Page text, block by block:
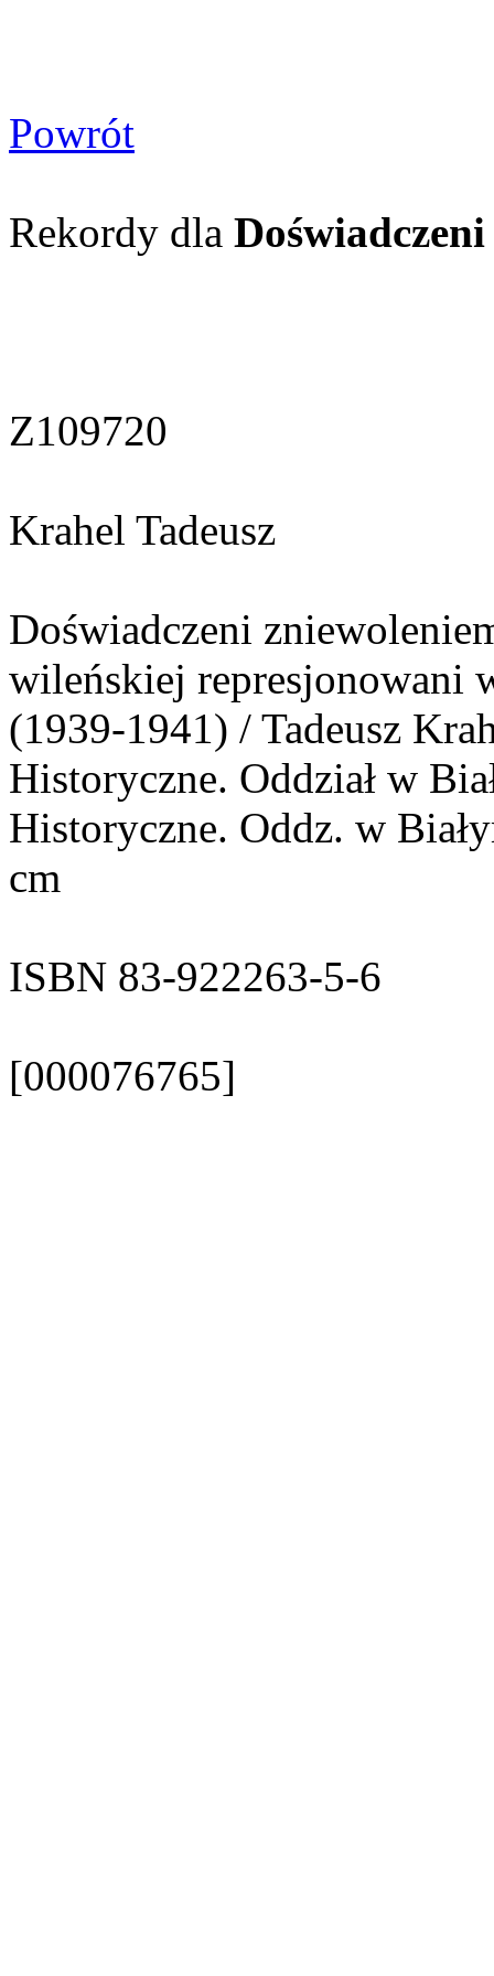
Powrót
Rekordy dla
Z109720
Krahel Tadeusz
Doświadczeni
wileńskiej represjonowani
(1939-1941) / Tadeusz
Historyczne. Oddział w
Historyczne. Oddz. w
cm
ISBN 83-922263-5-6
[000076765]